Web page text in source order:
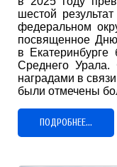
шестой
федеральном
посвященное Дню
в Екатеринбурге
Среднего Урала.
наградами в
были отмечены
ПОДРОБНЕЕ...